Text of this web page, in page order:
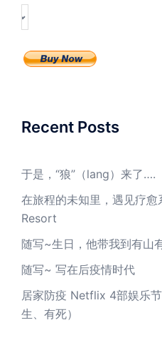
Recent Posts
于是，“狼”（lang）来了….
在旅程的未知里，遇见疗
Resort
随写~生日，他带我到有山
随写~ 写在后疫情时代
居家防疫 Netflix 4部娱乐
生、有死）